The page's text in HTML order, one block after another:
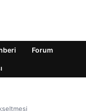
Forum